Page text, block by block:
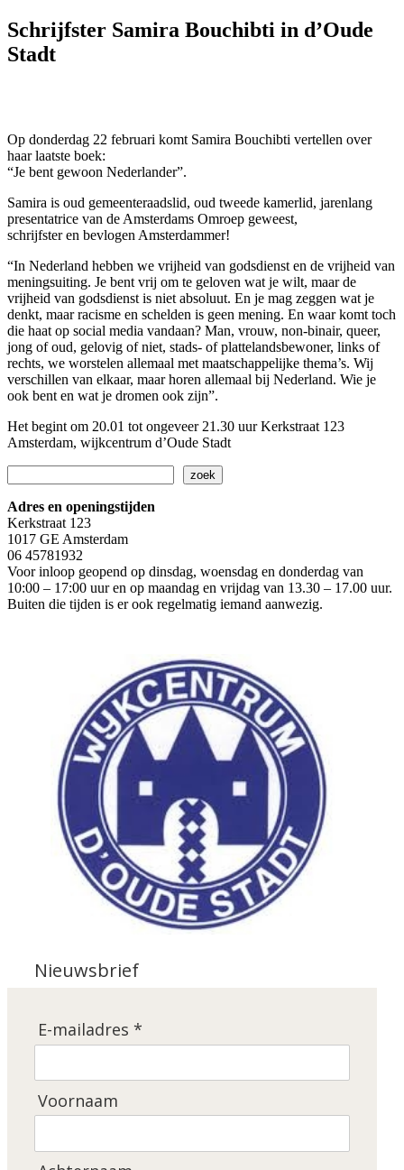
Schrijfster Samira Bouchibti in d’Oude
Stadt
Op donderdag 22 februari komt Samira Bouchibti vertellen over
haar laatste boek:
“Je bent gewoon Nederlander”.
Samira is oud gemeenteraadslid, oud tweede kamerlid, jarenlang
presentatrice van de Amsterdams Omroep geweest,
schrijfster en bevlogen Amsterdammer!
“In Nederland hebben we vrijheid van godsdienst en de vrijheid van
meningsuiting. Je bent vrij om te geloven wat je wilt, maar de
vrijheid van godsdienst is niet absoluut. En je mag zeggen wat je
denkt, maar racisme en schelden is geen mening. En waar komt toch
die haat op social media vandaan? Man, vrouw, non-binair, queer,
jong of oud, gelovig of niet, stads- of plattelandsbewoner, links of
rechts, we worstelen allemaal met maatschappelijke thema’s. Wij
verschillen van elkaar, maar horen allemaal bij Nederland. Wie je
ook bent en wat je dromen ook zijn”.
Het begint om 20.01 tot ongeveer 21.30 uur Kerkstraat 123
Amsterdam, wijkcentrum d’Oude Stadt
zoek
Adres en openingstijden
Kerkstraat 123
1017 GE Amsterdam
06 45781932
Voor inloop geopend op dinsdag, woensdag en donderdag van
10:00 – 17:00 uur en op maandag en vrijdag van 13.30 – 17.00 uur.
Buiten die tijden is er ook regelmatig iemand aanwezig.
Nieuwsbrief
E-mailadres *
Voornaam